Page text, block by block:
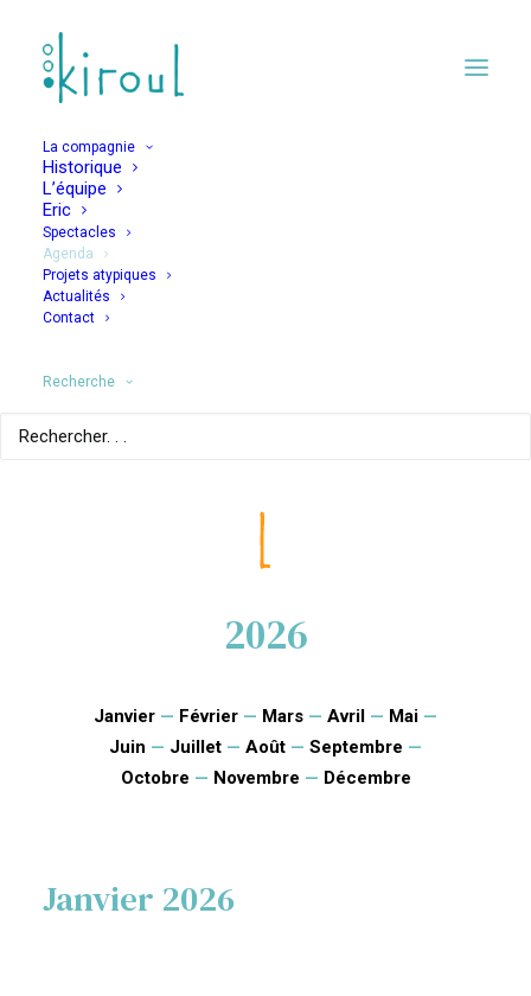
La compagnie
Historique
L’équipe
Eric
Spectacles
Agenda
Projets atypiques
Actualités
Contact
Recherche
2026
Janvier — Février — Mars — Avril — Mai —
Juin — Juillet — Août — Septembre —
Octobre — Novembre — Décembre
Janvier 2026